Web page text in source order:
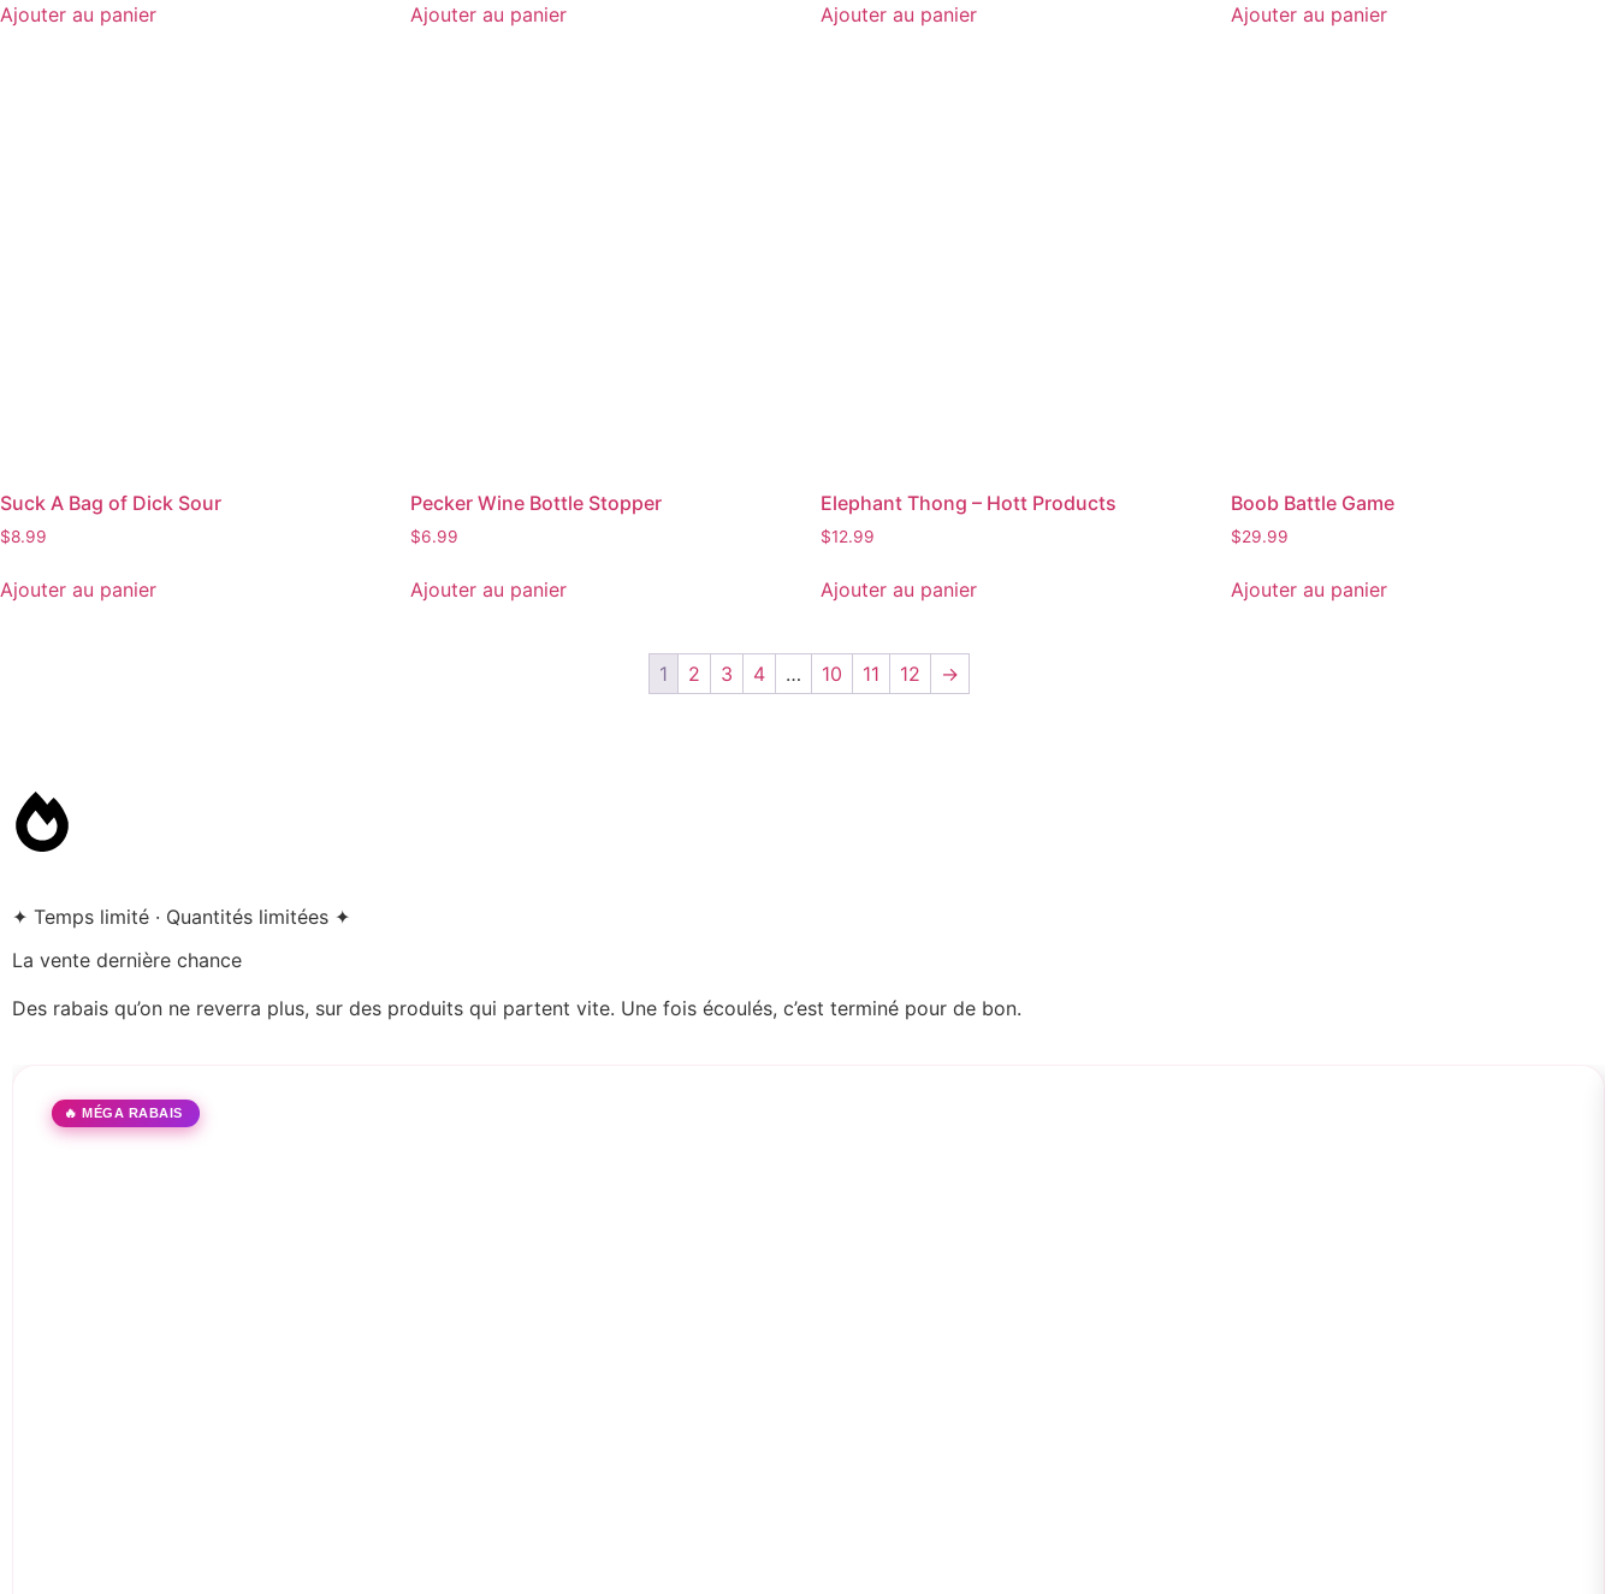
Ajouter au panier Ajouter au panier Ajouter au panier Ajouter au panier
Suck A Bag of Dick Sour
$8.99
Ajouter au panier
Pecker Wine Bottle Stopper
$6.99
Ajouter au panier
Elephant Thong – Hott Products
$12.99
Ajouter au panier
Boob Battle Game
$29.99
Ajouter au panier
1 2 3 4 … 10 11 12 →
✦ Temps limité · Quantités limitées ✦
La vente dernière chance
Des rabais qu’on ne reverra plus, sur des produits qui partent vite. Une fois écoulés, c’est terminé pour de bon.
🔥 MÉGA RABAIS